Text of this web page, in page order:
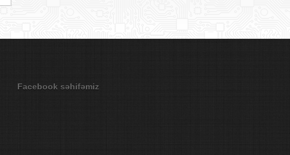
Facebook səhifəmiz